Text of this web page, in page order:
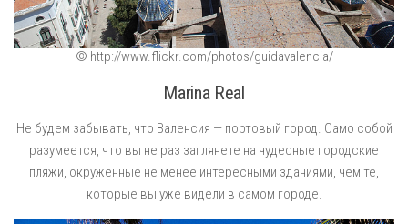
© http://www.flickr.com/photos/guidavalencia/
Marina Real
Не будем забывать, что Валенсия — портовый город. Само собой
разумеется, что вы не раз заглянете на чудесные городские
пляжи, окруженные не менее интересными зданиями, чем те,
которые вы уже видели в самом городе.